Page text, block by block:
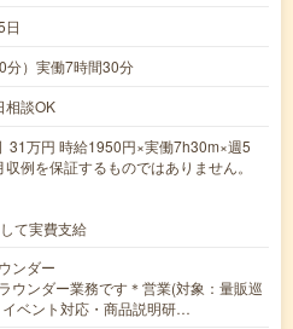
日
分）実働7時間30分
談OK
万円 時給1950円×実働7h30m×週5
例を保証するものではありません。
て実費支給
ンダー
ウンダー業務です＊営業(対象：量販巡
ベント対応・商品説明研…